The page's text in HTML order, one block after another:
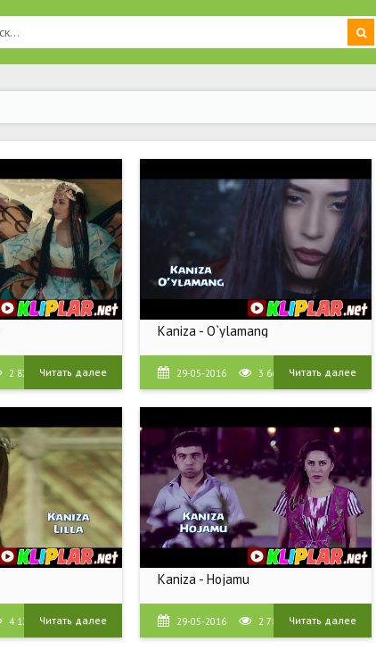
2 875 Читать далее
Kaniza - O`ylamang
29-05-2016 3 660 Читать далее
4 127 Читать далее
Kaniza - Hojamu
29-05-2016 2 784 Читать далее